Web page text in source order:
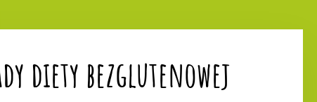
diety bezglutenowej